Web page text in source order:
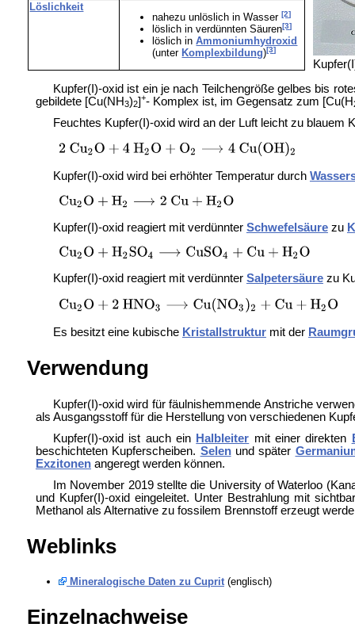
Löslichkeit
nahezu unlöslich in Wasser[2]
löslich in verdünnten Säuren[3]
löslich inAmmoniumhydroxid
(unter Komplexbildung)[3]
Kupfer(I)-oxid ist ein je nach Teilchengröße gelbes bis
gebildete [Cu(NH3)2]+- Komplex ist, im Gegensatz zum [Cu(H
Feuchtes Kupfer(I)-oxid wird an der Luft leicht zu blauem
Kupfer(I)-oxid wird bei erhöhter Temperatur durch
Kupfer(I)-oxid reagiert mit verdünnter Schwefelsäurezu
Kupfer(I)-oxid reagiert mit verdünnter Salpetersäurezu
Es besitzt eine kubische Kristallstrukturmit der
Verwendung
Kupfer(I)-oxid wird für fäulnishemmende Anstriche
als Ausgangsstoff für die Herstellung von verschiedenen
Kupfer(I)-oxid ist auch ein Halbleiter mit einer direkten
beschichteten Kupferscheiben. Selenund später
Exzitonenangeregt werden können.
Im November 2019 stellte die University of Waterloo
und Kupfer(I)-oxid eingeleitet. Unter Bestrahlung mit
Methanol als Alternative zu fossilem Brennstoff erzeugt
Weblinks
Mineralogische Daten zu Cuprit(englisch)
Einzelnachweise